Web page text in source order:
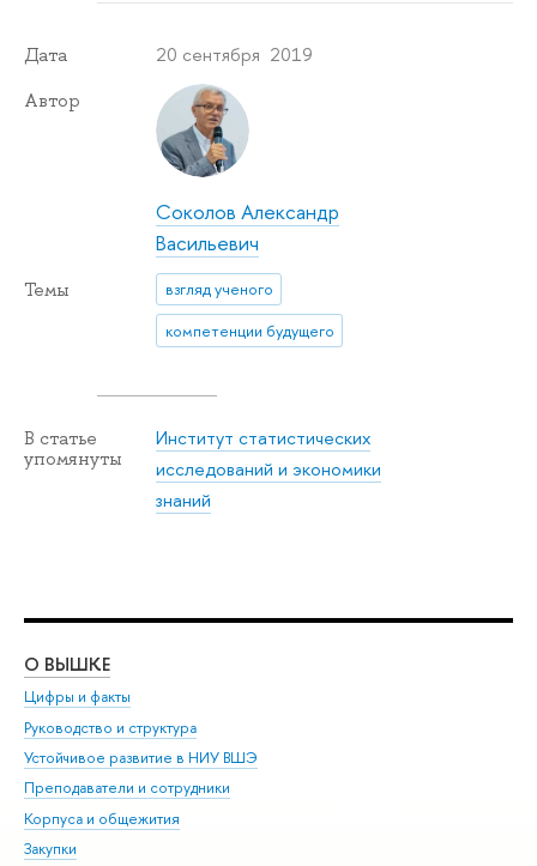
Дата 20 сентября 2019
Автор
Соколов Александр
Васильевич
Темы
взгляд ученого
компетенции будущего
В статье
упомянуты
Институт статистических
исследований и экономики
знаний
О ВЫШКЕ
Цифры и факты
Руководство и структура
Устойчивое развитие в НИУ ВШЭ
Преподаватели и сотрудники
Корпуса и общежития
Закупки